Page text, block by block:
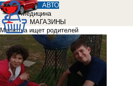
АВТО
Медицина
МАГАЗИНЫ
Малютка ищет родителей